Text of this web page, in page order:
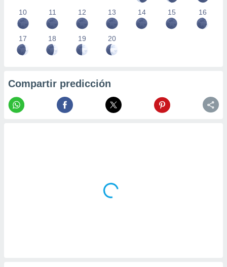
10 11 12 13 14 15 16
17 18 19 20
Compartir predicción